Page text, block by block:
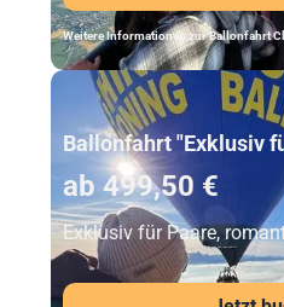
Weitere Informationen zur Ballonfahrt
Unser Beststeller
Ballonfahrt "Exklusiv
ab 499,50 €
Exklusiv für Paare,